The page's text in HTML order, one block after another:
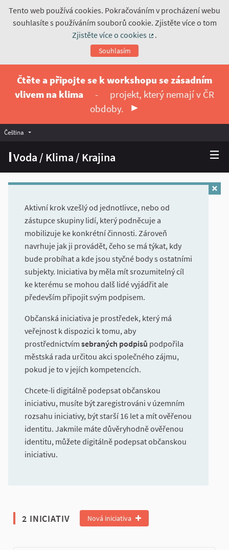
Tento web používá cookies. Pokračováním v procházení webu
souhlasíte s používáním souborů cookie. Zjistěte více o tom
Zjistěte více o cookies
.
Souhlasím
Čtěte a připojte se k workshopu se zásadním
vlivem na klima
-
projekt, který nemají v ČR
obdoby.
Voda / Klima / Krajina
Čeština Vyberte jazyk
Aktivní krok vzešlý od jednotlivce, nebo od
zástupce skupiny lidí, který podněcuje a
mobilizuje ke konkrétní činnosti. Zároveň
navrhuje jak ji provádět, čeho se má týkat, kdy
bude probíhat a kde jsou styčné body s ostatními
subjekty. Iniciativa by měla mít srozumitelný cíl
ke kterému se mohou dalš lidé vyjádřit ale
především připojit svým podpisem.
Občanská iniciativa je prostředek, který má
veřejnost k dispozici k tomu, aby
prostřednictvím sebraných podpisů podpořila
městská rada určitou akci společného zájmu,
pokud je to v jejích kompetencích.
Chcete-li digitálně podepsat občanskou
iniciativu, musíte být zaregistrováni v územním
rozsahu iniciativy, být starší 16 let a mít ověřenou
identitu. Jakmile máte důvěryhodně ověřenou
identitu, můžete digitálně podepsat občanskou
iniciativu.
2 INICIATIV Nová iniciativa